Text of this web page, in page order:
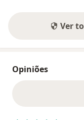
Ver
Opiniões